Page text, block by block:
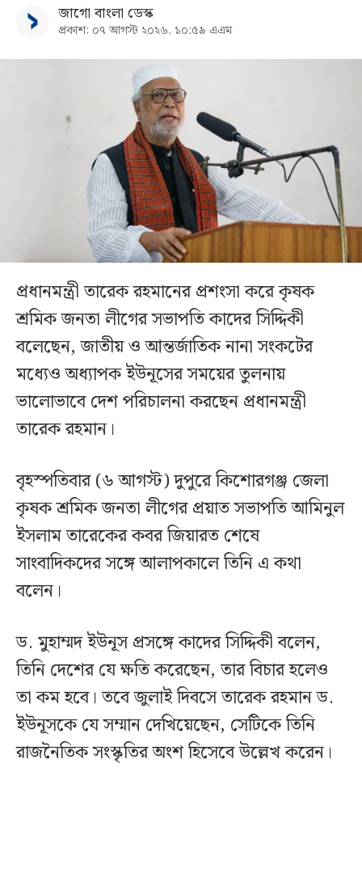
জাগো বাংলা ডেস্ক
প্রকাশ: ০৭ আগস্ট ২০২৬, ১০:৫৯ এএম
প্রধানমন্ত্রী তারেক রহমানের প্রশংসা করে কৃষক
শ্রমিক জনতা লীগের সভাপতি কাদের সিদ্দিকী
বলেছেন, জাতীয় ও আন্তর্জাতিক নানা সংকটের
মধ্যেও অধ্যাপক ইউনূসের সময়ের তুলনায়
ভালোভাবে দেশ পরিচালনা করছেন প্রধানমন্ত্রী
তারেক রহমান।
বৃহস্পতিবার (৬ আগস্ট) দুপুরে কিশোরগঞ্জ জেলা
কৃষক শ্রমিক জনতা লীগের প্রয়াত সভাপতি আমিনুল
ইসলাম তারেকের কবর জিয়ারত শেষে
সাংবাদিকদের সঙ্গে আলাপকালে তিনি এ কথা
বলেন।
ড. মুহাম্মদ ইউনূস প্রসঙ্গে কাদের সিদ্দিকী বলেন,
তিনি দেশের যে ক্ষতি করেছেন, তার বিচার হলেও
তা কম হবে। তবে জুলাই দিবসে তারেক রহমান ড.
ইউনূসকে যে সম্মান দেখিয়েছেন, সেটিকে তিনি
রাজনৈতিক সংস্কৃতির অংশ হিসেবে উল্লেখ করেন।